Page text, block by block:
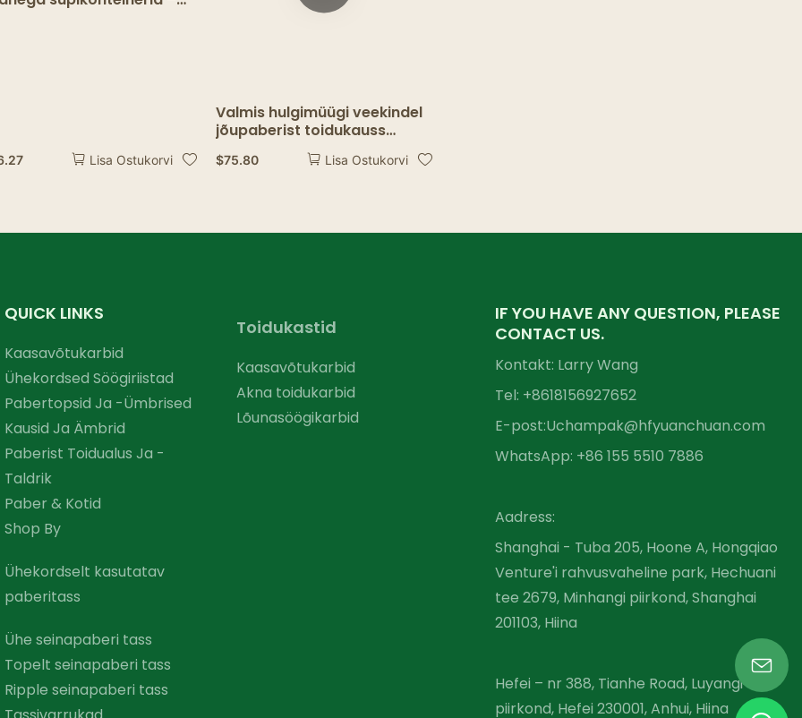
Lisa Ostukorvi
Valmis hulgimüügi veekindel
jõupaberist toidukauss
kaasavõetavad ühekordsed
salatikausid paberist
$75.80 Lisa Ostukorvi
QUICK LINKS
Kaasavõtukarbid
Ühekordsed Söögiriistad
Pabertopsid Ja -ümbrised
Kausid Ja Ämbrid
Paberist Toidualus Ja -
Taldrik
Paber & Kotid
Shop By
Ühekordselt kasutatav
paberitass
Ühe seinapaberi tass
Topelt seinapaberi tass
Ripple seinapaberi tass
Toidukastid
Kaasavõtukarbid
Akna toidukarbid
Lõunasöögikarbid
IF YOU HAVE ANY QUESTION, PLEASE
CONTACT US.
Kontakt: Larry Wang
Tel: +8618156927652
E-post:Uchampak@hfyuanchuan.com
WhatsApp: +86 155 5510 7886
Aadress:
Shanghai - Tuba 205, Hoone A, Hongqiao
Venture'i rahvusvaheline park, Hechuani
tee 2679, Minhangi piirkond, Shanghai
201103, Hiina
Hefei – nr 388, Tianhe Road, Luyangi
piirkond, Hefei 230001, Anhui, Hiina